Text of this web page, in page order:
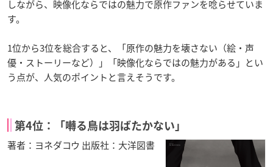
しながら、映像化ならではの魅力で原作ファンを唸らせていま
す。
1位から3位を総合すると、「原作の魅力を壊さない（絵・声
優・ストーリーなど）」「映像化ならではの魅力がある」とい
う点が、人気のポイントと言えそうです。
第4位：「囀る鳥は羽ばたかない」
著者：ヨネダコウ 出版社：大洋図書